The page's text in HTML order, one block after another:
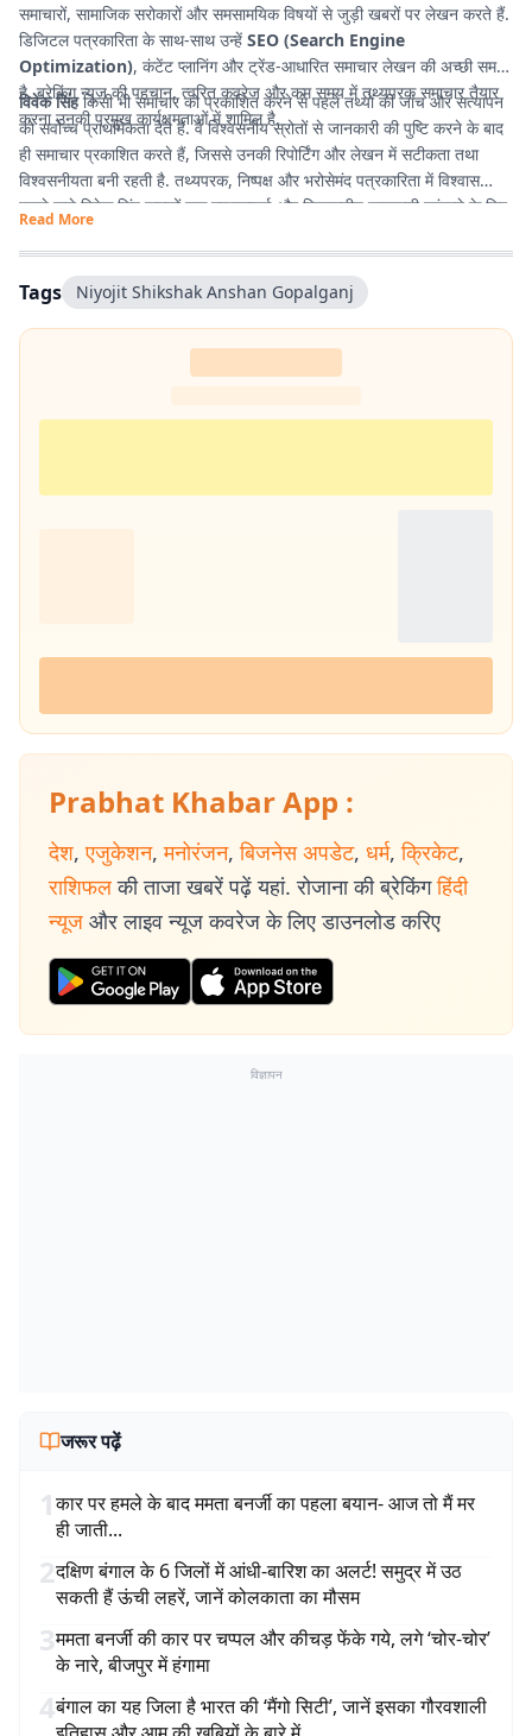
समाचारों, सामाजिक सरोकारों और समसामयिक विषयों से जुड़ी खबरों पर लेखन करते हैं.
डिजिटल पत्रकारिता के साथ-साथ उन्हें SEO (Search Engine
Optimization), कंटेंट प्लानिंग और ट्रेंड-आधारित समाचार लेखन की अच्छी समझ
है. ब्रेकिंग न्यूज की पहचान, त्वरित कवरेज और कम समय में तथ्यपरक समाचार तैयार
करना उनकी प्रमुख कार्यक्षमताओं में शामिल है.
विवेक सिंहकिसी भी समाचार को प्रकाशित करने से पहले तथ्यों की जांच और सत्यापन
को सर्वोच्च प्राथमिकता देते हैं. वे विश्वसनीय स्रोतों से जानकारी की पुष्टि करने के बाद
ही समाचार प्रकाशित करते हैं, जिससे उनकी रिपोर्टिंग और लेखन में सटीकता तथा
विश्वसनीयता बनी रहती है. तथ्यपरक, निष्पक्ष और भरोसेमंद पत्रकारिता में विश्वास
रखने वाले विवेक सिंह पाठकों तक गुणवत्तापूर्ण और विश्वसनीय जानकारी पहुंचाने के लिए
प्रतिबद्ध हैं.
Read More
Tags Niyojit Shikshak Anshan Gopalganj
Prabhat Khabar App :
देश, एजुकेशन, मनोरंजन, बिजनेस अपडेट, धर्म, क्रिकेट,
राशिफल की ताजा खबरें पढ़ें यहां. रोजाना की ब्रेकिंग हिंदी
न्यूज और लाइव न्यूज कवरेज के लिए डाउनलोड करिए
विज्ञापन
जरूर पढ़ें
1कार पर हमले के बाद ममता बनर्जी का पहला बयान- आज तो मैं मर
ही जाती...
2दक्षिण बंगाल के 6 जिलों में आंधी-बारिश का अलर्ट! समुद्र में उठ
सकती हैं ऊंची लहरें, जानें कोलकाता का मौसम
3ममता बनर्जी की कार पर चप्पल और कीचड़ फेंके गये, लगे ‘चोर-चोर’
के नारे, बीजपुर में हंगामा
4बंगाल का यह जिला है भारत की ‘मैंगो सिटी’, जानें इसका गौरवशाली